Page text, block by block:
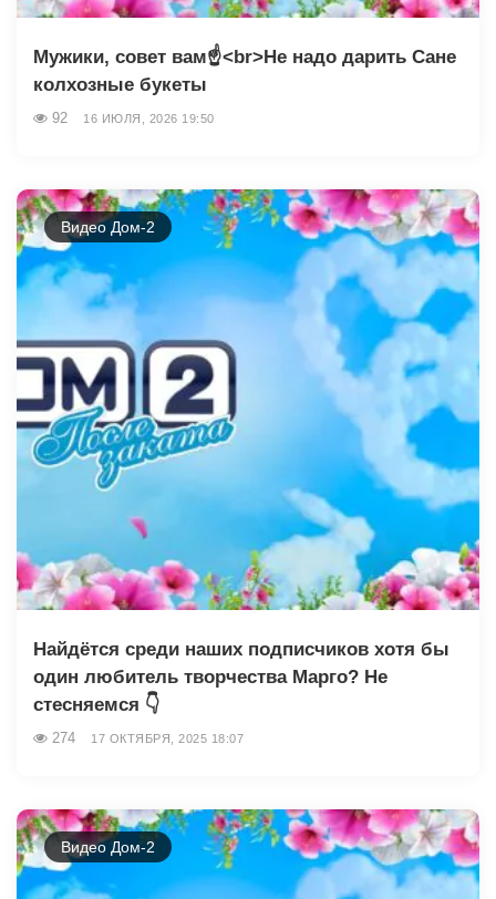
Мужики, совет вам☝️<br>Не надо дарить Сане
колхозные букеты
92 16 ИЮЛЯ, 2026 19:50
Видео Дом-2
Найдётся среди наших подписчиков хотя бы
один любитель творчества Марго? Не
стесняемся 👇
274 17 ОКТЯБРЯ, 2025 18:07
Видео Дом-2